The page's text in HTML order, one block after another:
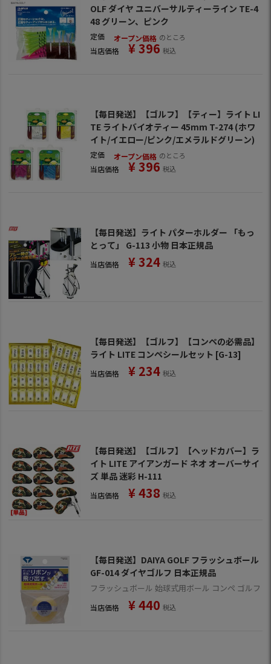
OLF ダイヤ ユニバーサルティーライン TE-4
48 グリーン、ピンク
定価 オープン価格 のところ
当店価格 ¥396 税込
【毎日発送】【ゴルフ】【ティー】ライト LI
TE ライトバイオティー 45mm T-274 (ホワ
イト/イエロー/ピンク/エメラルドグリーン)
定価 オープン価格 のところ
当店価格 ¥396 税込
【毎日発送】ライト パターホルダー 「もっ
とって」 G-113 小物 日本正規品
当店価格 ¥324 税込
【毎日発送】【ゴルフ】【コンペの必需品】
ライト LITE コンペシールセット [G-13]
当店価格 ¥ 234 税込
【毎日発送】【ゴルフ】【ヘッドカバー】ラ
イト LITE アイアンガード ネオ オーバーサイ
ズ 単品 迷彩 H-111
当店価格 ¥438 税込
【毎日発送】DAIYA GOLF フラッシュボール
GF-014 ダイヤゴルフ 日本正規品
フラッシュボール 始球式用ボール コンペ ゴルフ
当店価格 ¥440 税込